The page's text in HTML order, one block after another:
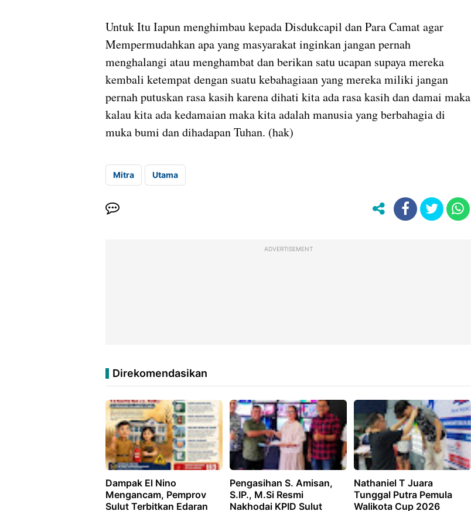
Untuk Itu Iapun menghimbau kepada Disdukcapil dan Para Camat agar
Mempermudahkan apa yang masyarakat inginkan jangan pernah
menghalangi atau menghambat dan berikan satu ucapan supaya mereka
kembali ketempat dengan suatu kebahagiaan yang mereka miliki jangan
pernah putuskan rasa kasih karena dihati kita ada rasa kasih dan damai maka
kalau kita ada kedamaian maka kita adalah manusia yang berbahagia di
muka bumi dan dihadapan Tuhan. (hak)
Mitra Utama
ADVERTISEMENT
Direkomendasikan
Dampak El Nino
Mengancam, Pemprov
Sulut Terbitkan Edaran
Pengasihan S. Amisan,
S.IP., M.Si Resmi
Nakhodai KPID Sulut
Nathaniel T Juara
Tunggal Putra Pemula
Walikota Cup 2026